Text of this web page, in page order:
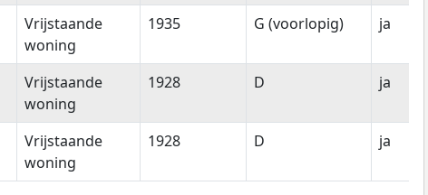
Vrijstaande
woning
1935 G (voorlopig) ja
Vrijstaande
woning
1928 D ja
Vrijstaande
woning
1928 D ja